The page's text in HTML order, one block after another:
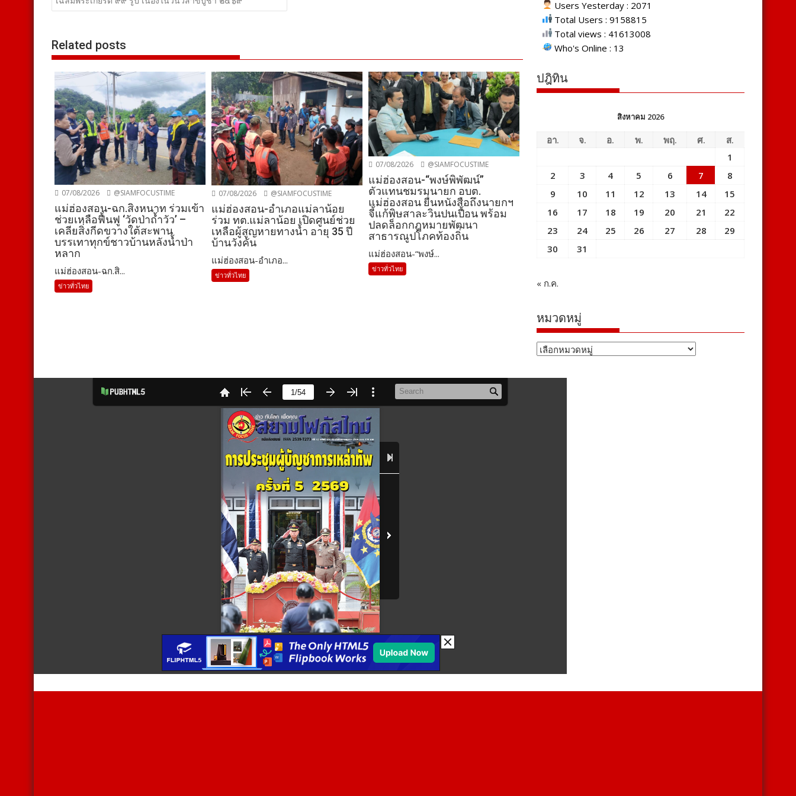
เรื่อง
Related posts
07/08/2026 @SIAMFOCUSTIME
แม่ฮ่องสอน-ฉก.สิงหนาท ร่วมเข้า
ช่วยเหลือฟื้นฟู ‘วัดป่าถ้ำวัว’ –
เคลียสิ่งกีดขวางใต้สะพาน
บรรเทาทุกข์ชาวบ้านหลังน้ำป่า
หลาก
แม่ฮ่องสอน-ฉก.สิ...
ข่าวทั่วไทย
07/08/2026 @SIAMFOCUSTIME
แม่ฮ่องสอน-อำเภอแม่ลาน้อย
ร่วม ทต.แม่ลาน้อย เปิดศูนย์ช่วย
เหลือผู้สูญหายทางน้ำ อายุ 35 ปี
บ้านวังคัน
แม่ฮ่องสอน-อำเภอ...
ข่าวทั่วไทย
07/08/2026 @SIAMFOCUSTIME
แม่ฮ่องสอน-“พงษ์พิพัฒน์”
ตัวแทนชมรมนายก อบต.
แม่ฮ่องสอน ยื่นหนังสือถึงนายกฯ
จี้แก้พิษสาละวินปนเปื้อน พร้อม
ปลดล็อกกฎหมายพัฒนา
สาธารณูปโภคท้องถิ่น
แม่ฮ่องสอน-“พงษ์...
ข่าวทั่วไทย
Users Yesterday : 2071
Total Users : 9158815
Total views : 41613008
Who's Online : 13
ปฎิทิน
สิงหาคม 2026
อา. จ. อ. พ. พฤ. ศ.
ส.
1
2
3 4 5 6 7
8
9
10 11 12 13 14
15
16
17 18 19 20 21
22
23
24 25 26 27 28
29
30
31
« ก.ค.
หมวดหมู่
หมวด